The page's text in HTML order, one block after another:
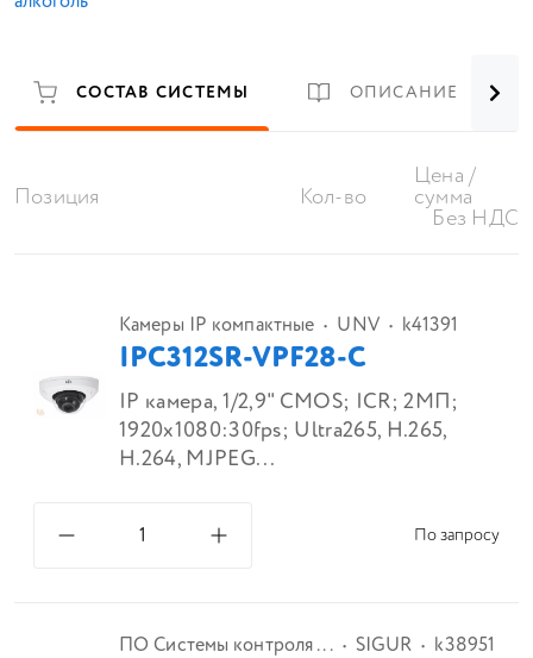
СОСТАВ СИСТЕМЫ ОПИСАНИЕ
Позиция Кол-во
Цена /
сумма
Без НДС
Камеры IP компактные UNV k41391
IPC312SR-VPF28-C
IP камера, 1/2,9" CMOS; ICR; 2МП;
1920x1080:30fps; Ultra265, H.265,
H.264, MJPEG...
По запросу
ПО Системы контроля ... SIGUR k38951